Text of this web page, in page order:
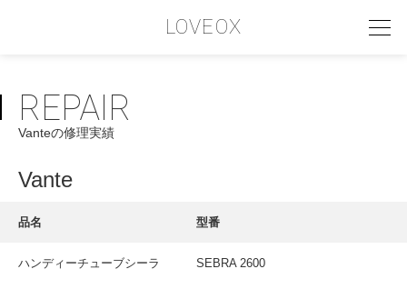
LOVEOX
PHILOSOPHY
フィロソフィー
COMPANY PROFILE
REPAIR
Vanteの修理実績
Vante
品名 型番
ハンディーチューブシーラ SEBRA 2600